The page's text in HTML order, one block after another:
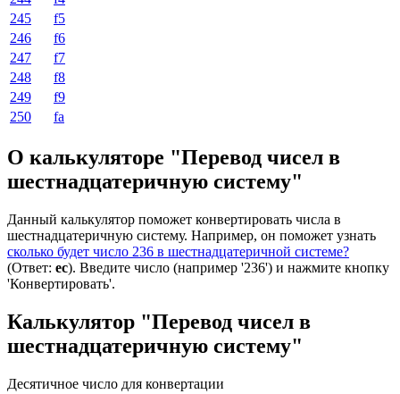
245
f5
246
f6
247
f7
248
f8
249
f9
250
fa
О калькуляторе "Перевод чисел в
шестнадцатеричную систему"
Данный калькулятор поможет конвертировать числа в
шестнадцатеричную систему. Например, он поможет узнать
сколько будет число 236 в шестнадцатеричной системе?
(Ответ: ec). Введите число (например '236') и нажмите кнопку
'Конвертировать'.
Калькулятор "Перевод чисел в
шестнадцатеричную систему"
Десятичное число для конвертации